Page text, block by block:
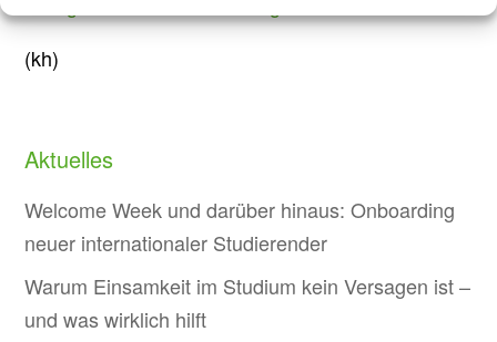
(kh)
Aktuelles
Welcome Week und darüber hinaus: Onboarding
neuer internationaler Studierender
Warum Einsamkeit im Studium kein Versagen ist –
und was wirklich hilft